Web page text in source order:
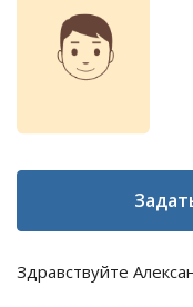
Здравствуйте